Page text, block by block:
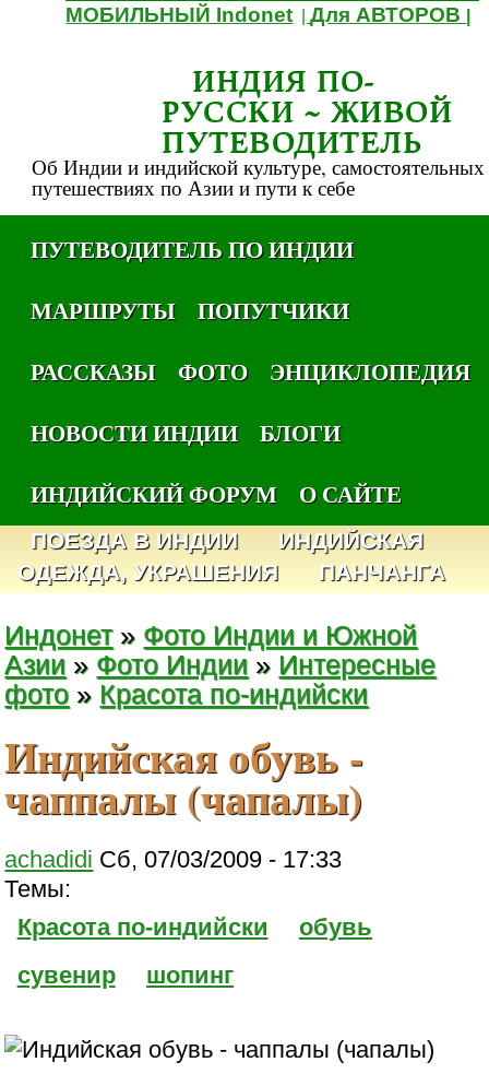
МОБИЛЬНЫЙ Indonet |Для АВТОРОВ
ИНДИЯ ПО-
РУССКИ ~ ЖИВОЙ
ПУТЕВОДИТЕЛЬ
Об Индии и индийской культуре, самостоятельных
путешествиях по Азии и пути к себе
ПУТЕВОДИТЕЛЬ ПО ИНДИИ
МАРШРУТЫ
ПОПУТЧИКИ
РАССКАЗЫ
ФОТО
ЭНЦИКЛОПЕДИЯ
НОВОСТИ ИНДИИ
БЛОГИ
ИНДИЙСКИЙ ФОРУМ
О САЙТЕ
ПОЕЗДА В ИНДИИ
ИНДИЙСКАЯ
ОДЕЖДА, УКРАШЕНИЯ
ПАНЧАНГА
Индонет» Фото Индии и Южной
Азии » Фото Индии » Интересные
фото » Красота по-индийски
Индийская обувь -
чаппалы (чапалы)
achadidi Сб, 07/03/2009 - 17:33
Темы:
Красота по-индийски
обувь
сувенир
шопинг